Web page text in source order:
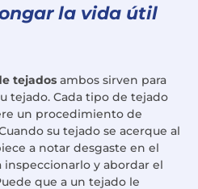
la vida útil
tejados ambos sirven para
tejado. Cada tipo de tejado
un procedimiento de
su tejado se acerque al
a notar desgaste en el
inspeccionarlo y abordar el
que a un tejado le